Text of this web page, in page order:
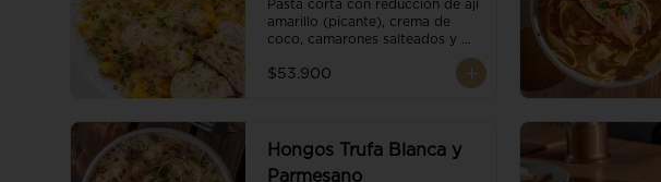
Pasta corta con reducción de ají
amarillo (picante), crema de
coco, camarones salteados y
$53.900
Hongos Trufa Blanca y
Parmesano